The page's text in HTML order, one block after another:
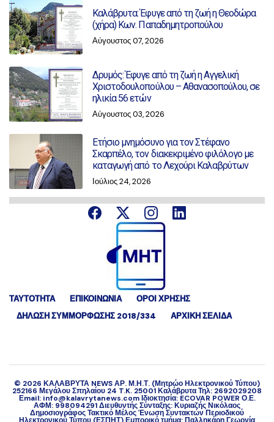
Καλάβρυτα: Έφυγε από τη ζωή η Θεοδώρα
(χήρα) Κων. Παπαδημητροπούλου
Αύγουστος 07, 2026
Δρυμός: Έφυγε από τη ζωή η Αγγελική
Χριστοδουλοπούλου – Αθανασοπούλου, σε
ηλικία 56 ετών
Αύγουστος 03, 2026
Ετήσιο μνημόσυνο για τον Στέφανο
Σκαρπέλο, τον διακεκριμένο φιλόλογο με
καταγωγή από το Λεχούρι Καλαβρύτων
Ιούλιος 24, 2026
ΤΑΥΤΟΤΗΤΑ ΕΠΙΚΟΙΝΩΝΙΑ
ΟΡΟΙ ΧΡΗΣΗΣ
ΔΉΛΩΣΗ ΣΥΜΜΌΡΦΩΣΗΣ 2018/334
ΑΡΧΙΚΗ ΣΕΛΙΔΑ
© 2026 ΚΑΛΑΒΡΥΤΑ NEWS ΑΡ. Μ.Η.Τ. (Μητρώο Ηλεκτρονικού Τύπου)
252166 Μεγάλου Σπηλαίου 24 T.K. 25001 Καλάβρυτα Τηλ: 2692029208
Εmail: info@kalavrytanews.com Ιδιοκτησία: ECOVAR POWER Ο.Ε.
ΑΦΜ: 998094291 Διευθυντής Σύνταξης: Κυριαζής Νικόλαος
Δημοσιογράφος Τακτικό Μέλος Ένωση Συντακτών Περιοδικού
Ηλεκτρονικού Τύπου (ΕΣΠΗΤ) Εμπορικό τμήμα: Παλληκάρη Γεωργία